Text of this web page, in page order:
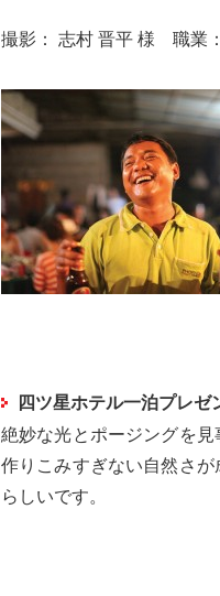
撮影： 志村 晋平 様 職業
四ツ星ホテル一泊プレゼ
絶妙な光とポージングを見
作りこみすぎない自然さ
らしいです。